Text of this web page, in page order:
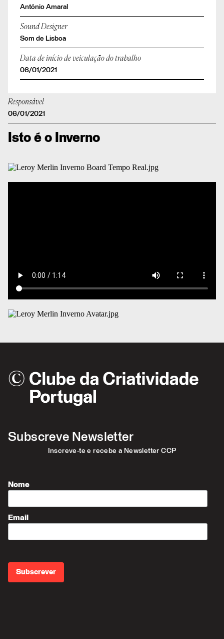
António Amaral
Sound Designer
Som de Lisboa
Data de início de veiculação do trabalho
06/01/2021
Responsável
06/01/2021
Isto é o Inverno
Subscreve Newsletter
Inscreve-te e recebe a Newsletter CCP
Nome
Email